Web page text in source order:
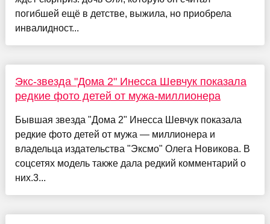
погибшей ещё в детстве, выжила, но приобрела
инвалидност...
Экс-звезда "Дома 2" Инесса Шевчук показала
редкие фото детей от мужа-миллионера
Бывшая звезда "Дома 2" Инесса Шевчук показала
редкие фото детей от мужа — миллионера и
владельца издательства "Эксмо" Олега Новикова. В
соцсетях модель также дала редкий комментарий о
них.3...